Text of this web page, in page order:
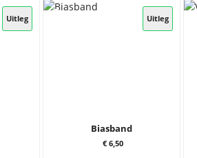
Uitleg Uitleg
Biasband
€ 6,50